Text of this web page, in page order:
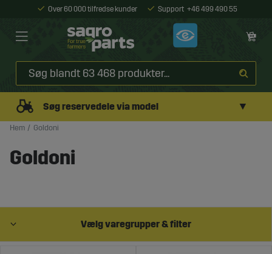
Over 60 000 tilfredse kunder Support +46 499 490 55
Søg reservedele via model ▼
Hem Goldoni
Goldoni
Vælg varegrupper & filter